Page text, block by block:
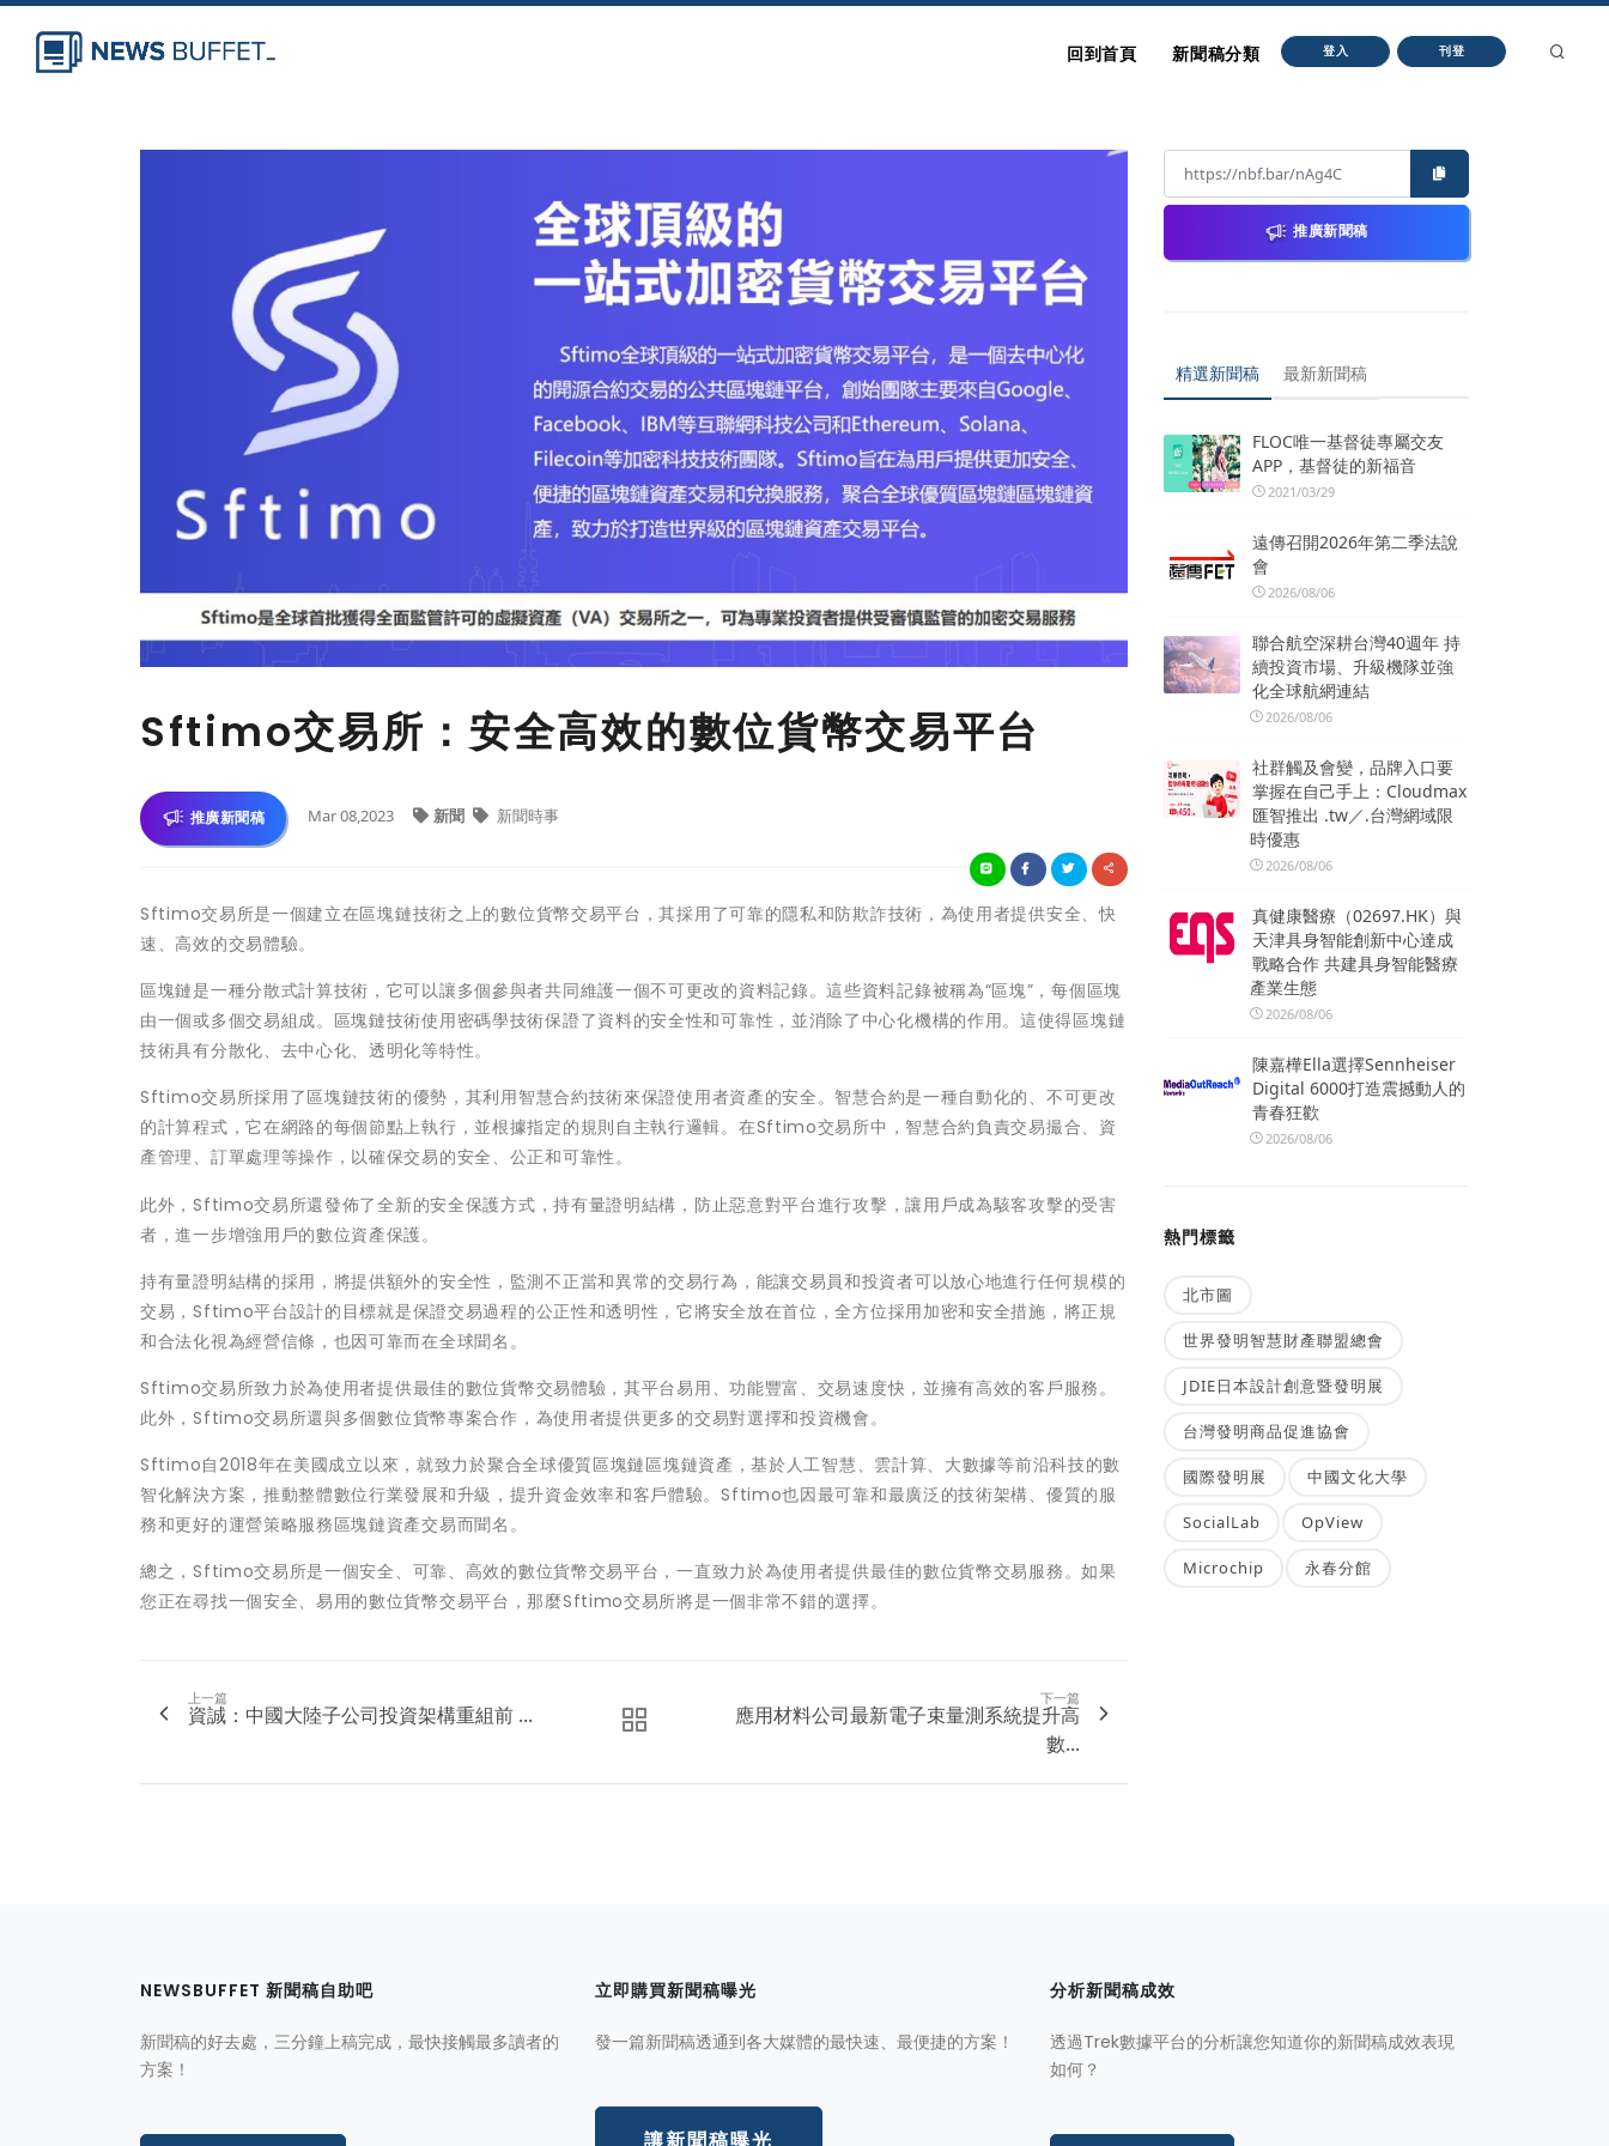
回到首頁 新聞稿分類 登入 刊登
Sftimo交易所：安全高效的數位貨幣交易平台
推廣新聞稿 Mar 08,2023 新聞 新聞時事
Sftimo交易所是一個建立在區塊鏈技術之上的數位貨幣交易平台，其採用了可靠的隱私和防欺詐技術，為使用者提供安全、快
速、高效的交易體驗。
區塊鏈是一種分散式計算技術，它可以讓多個參與者共同維護一個不可更改的資料記錄。這些資料記錄被稱為“區塊”，每個區塊
由一個或多個交易組成。區塊鏈技術使用密碼學技術保證了資料的安全性和可靠性，並消除了中心化機構的作用。這使得區塊鏈
技術具有分散化、去中心化、透明化等特性。
Sftimo交易所採用了區塊鏈技術的優勢，其利用智慧合約技術來保證使用者資產的安全。智慧合約是一種自動化的、不可更改
的計算程式，它在網路的每個節點上執行，並根據指定的規則自主執行邏輯。在Sftimo交易所中，智慧合約負責交易撮合、資
產管理、訂單處理等操作，以確保交易的安全、公正和可靠性。
此外，Sftimo交易所還發佈了全新的安全保護方式，持有量證明結構，防止惡意對平台進行攻擊，讓用戶成為駭客攻擊的受害
者，進一步增強用戶的數位資產保護。
持有量證明結構的採用，將提供額外的安全性，監測不正當和異常的交易行為，能讓交易員和投資者可以放心地進行任何規模的
交易，Sftimo平台設計的目標就是保證交易過程的公正性和透明性，它將安全放在首位，全方位採用加密和安全措施，將正規
和合法化視為經營信條，也因可靠而在全球聞名。
Sftimo交易所致力於為使用者提供最佳的數位貨幣交易體驗，其平台易用、功能豐富、交易速度快，並擁有高效的客戶服務。
此外，Sftimo交易所還與多個數位貨幣專案合作，為使用者提供更多的交易對選擇和投資機會。
Sftimo自2018年在美國成立以來，就致力於聚合全球優質區塊鏈區塊鏈資產，基於人工智慧、雲計算、大數據等前沿科技的數
智化解決方案，推動整體數位行業發展和升級，提升資金效率和客戶體驗。Sftimo也因最可靠和最廣泛的技術架構、優質的服
務和更好的運營策略服務區塊鏈資產交易而聞名。
總之，Sftimo交易所是一個安全、可靠、高效的數位貨幣交易平台，一直致力於為使用者提供最佳的數位貨幣交易服務。如果
您正在尋找一個安全、易用的數位貨幣交易平台，那麼Sftimo交易所將是一個非常不錯的選擇。
上一篇
資誠：中國大陸子公司投資架構重組前 ...
下一篇
應用材料公司最新電子束量測系統提升高
數...
推廣新聞稿
精選新聞稿 最新新聞稿
FLOC唯一基督徒專屬交友
APP，基督徒的新福音
2021/03/29
遠傳召開2026年第二季法說
會
2026/08/06
聯合航空深耕台灣40週年 持
續投資市場、升級機隊並強
化全球航網連結
2026/08/06
社群觸及會變，品牌入口要
掌握在自己手上：Cloudmax
匯智推出 .tw／.台灣網域限
時優惠
2026/08/06
真健康醫療（02697.HK）與
天津具身智能創新中心達成
戰略合作 共建具身智能醫療
產業生態
2026/08/06
陳嘉樺Ella選擇Sennheiser
Digital 6000打造震撼動人的
青春狂歡
2026/08/06
熱門標籤
北市圖
世界發明智慧財產聯盟總會
JDIE日本設計創意暨發明展
台灣發明商品促進協會
國際發明展 中國文化大學
SocialLab OpView
Microchip 永春分館
NEWSBUFFET 新聞稿自助吧
新聞稿的好去處，三分鐘上稿完成，最快接觸最多讀者的
方案！
立即購買新聞稿曝光
發一篇新聞稿透通到各大媒體的最快速、最便捷的方案！
分析新聞稿成效
透過Trek數據平台的分析讓您知道你的新聞稿成效表現
如何？